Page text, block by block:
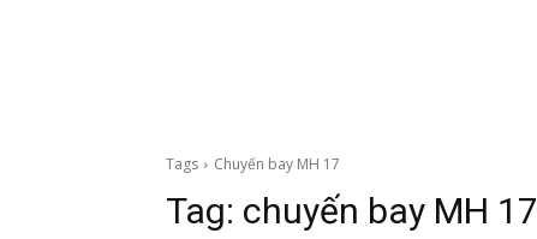
Tags Chuyến bay MH 17
Tag: chuyến bay MH 17